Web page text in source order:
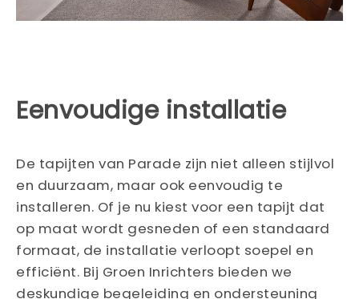
Eenvoudige installatie
De tapijten van Parade zijn niet alleen stijlvol
en duurzaam, maar ook eenvoudig te
installeren. Of je nu kiest voor een tapijt dat
op maat wordt gesneden of een standaard
formaat, de installatie verloopt soepel en
efficiënt. Bij Groen Inrichters bieden we
deskundige begeleiding en ondersteuning